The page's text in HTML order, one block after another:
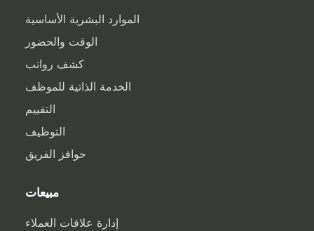
الموارد البشرية الأساسية
الوقت والحضور
كشف رواتب
الخدمة الذاتية للموظف
التقييم
التوظيف
حوافز الفريق
مبيعات
إدارة علاقات العملاء